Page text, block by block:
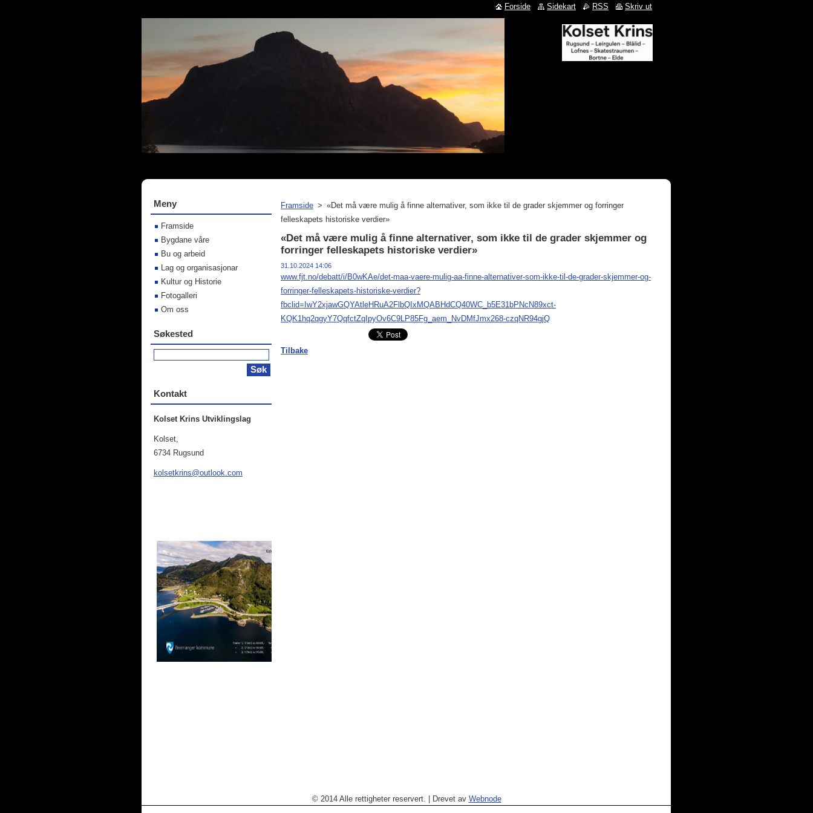
Framside > «Det må være mulig å finne alternativer, som ikke til de grader skjemmer og forringer
felleskapets historiske verdier»
«Det må være mulig å finne alternativer, som ikke til de grader skjemmer og
forringer felleskapets historiske verdier»
31.10.2024 14:06
www.fjt.no/debatt/i/B0wKAe/det-maa-vaere-mulig-aa-finne-alternativer-som-ikke-til-de-grader-skjemmer-og-
forringer-felleskapets-historiske-verdier?
fbclid=IwY2xjawGQYAtleHRuA2FlbQIxMQABHdCQ40WC_b5E31bPNcN89xct-
KQK1hq2qgyY7QqfctZqIpyOv6C9LP85Fg_aem_NvDMfJmx268-czqNR94gjQ
Tilbake
Meny
Framside
Bygdane våre
Bu og arbeid
Lag og organisasjonar
Kultur og Historie
Fotogalleri
Om oss
Søkested
Kontakt
Kolset Krins Utviklingslag
Kolset,
6734 Rugsund
kolsetkrins@outl ook.com
Forside Sidekart RSS Skriv ut
© 2014 Alle rettigheter reservert. Drevet av Webnode